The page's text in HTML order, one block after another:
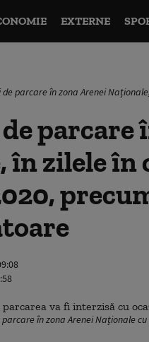
EXTERNE
parcare în zona Arenei
parcare
în zilele în
în zona Arenei Naționale cu